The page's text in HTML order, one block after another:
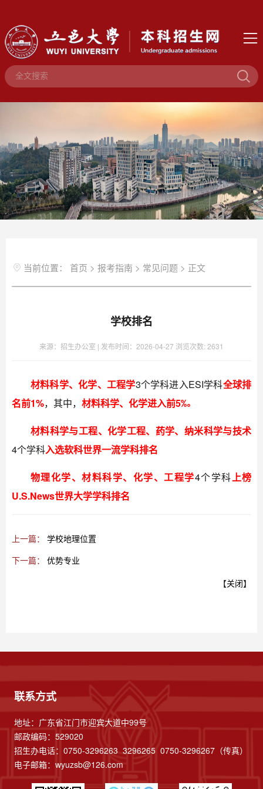
当前位置： 首页 > 报考指南 > 常见问题 > 正文
学校排名
来源：招生办公室 | 发布时间：2026-04-27 浏览次数: 2631
材料科学、化学、工程学3个学科进入ESI学科全球排
名前1%，其中， 材料科学、化学进入前5‰
材料科学与工程、化学工程、药学、纳米科学与技术
4个学科入选软科世界一流学科排名
物理化学、材料科学、化学、工程学4个学科上榜
U.S.News世界大学学科排名
上一篇：
学校地理位置
下一篇：
优势专业
【关闭】
联系方式
地址：广东省江门市迎宾大道中99号
邮政编码：529020
招生办电话：0750-3296263 3296265 0750-3296267（传真）
电子邮箱： wyuzsb@126.com